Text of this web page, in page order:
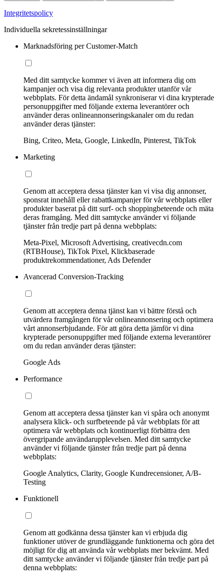
Integritetspolicy
Individuella sekretessinställningar
Marknadsföring per Customer-Match
Med ditt samtycke kommer vi även att informera dig om
kampanjer och visa dig relevanta produkter utanför vår
webbplats. För detta ändamål synkroniserar vi dina krypterade
personuppgifter med följande externa leverantörer och
använder deras onlineannonseringskanaler om du redan
använder deras tjänster:
Bing, Criteo, Meta, Google, LinkedIn, Pinterest, TikTok
Marketing
Genom att acceptera dessa tjänster kan vi visa dig annonser,
sponsrat innehåll eller rabattkampanjer för vår webbplats eller
produkter baserat på ditt surf- och shoppingbeteende och mäta
deras framgång. Med ditt samtycke använder vi följande
tjänster från tredje part på denna webbplats:
Meta-Pixel, Microsoft Advertising, creativecdn.com
(RTBHouse), TikTok Pixel, Klickbaserade
produktrekommendationer, Ads Defender
Avancerad Conversion-Tracking
Genom att acceptera denna tjänst kan vi bättre förstå och
utvärdera framgången för vår onlineannonsering och optimera
vårt annonserbjudande. För att göra detta jämför vi dina
krypterade personuppgifter med följande externa leverantörer
om du redan använder deras tjänster:
Google Ads
Performance
Genom att acceptera dessa tjänster kan vi spåra och anonymt
analysera klick- och surfbeteende på vår webbplats för att
optimera vår webbplats och kontinuerligt förbättra den
övergripande användarupplevelsen. Med ditt samtycke
använder vi följande tjänster från tredje part på denna
webbplats:
Google Analytics, Clarity, Google Kundrecensioner, A/B-
Testing
Funktionell
Genom att godkänna dessa tjänster kan vi erbjuda dig
funktioner utöver de grundläggande funktionerna och göra det
möjligt för dig att använda vår webbplats mer bekvämt. Med
ditt samtycke använder vi följande tjänster från tredje part på
denna webbplats: